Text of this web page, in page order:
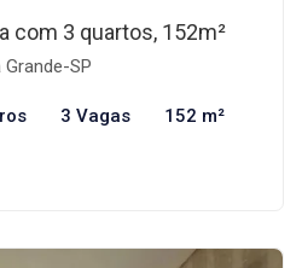
com 3 quartos, 152m²
SP
3 Vagas 152 m²